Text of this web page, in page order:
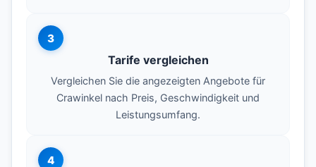
3
Tarife vergleichen
Vergleichen Sie die angezeigten Angebote für
Crawinkel nach Preis, Geschwindigkeit und
Leistungsumfang.
4